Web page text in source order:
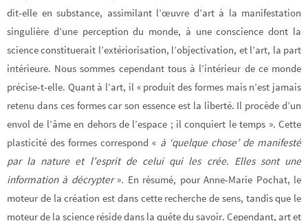
dit-elle en substance, assimilant l’œuvre d’art à la manifestation
singulière d’une perception du monde, à une conscience dont la
science constituerait l’extériorisation, l’objectivation, et l’art, la part
intérieure. Nous sommes cependant tous à l’intérieur de ce monde
précise-t-elle. Quant à l’art, il « produit des formes mais n’est jamais
retenu dans ces formes car son essence est la liberté. Il procède d’un
envol de l’âme en dehors de l’espace ; il conquiert le temps ». Cette
plasticité des formes correspond « à ‘quelque chose’ de manifesté
par la nature et l’esprit de celui qui les crée. Elles sont une
information à décrypter». En résumé, pour Anne-Marie Pochat, le
moteur de la création est dans cette recherche de sens, tandis que le
moteur de la science réside dans la quête du savoir. Cependant, art et